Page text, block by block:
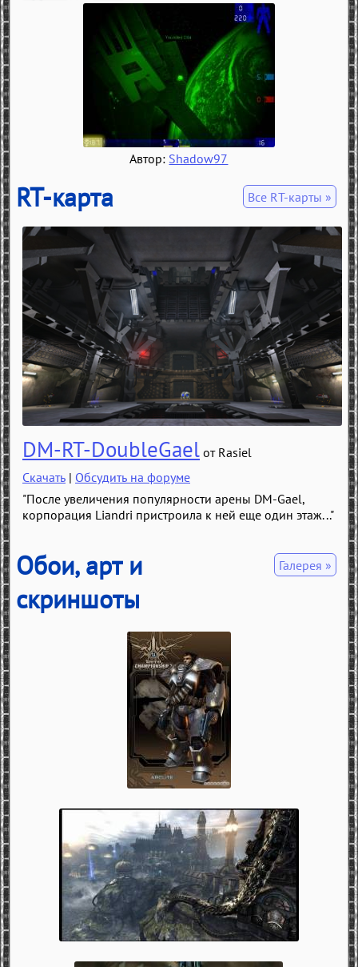
Автор: Shadow97
Все RT-карты »
RT-карта
DM-RT-DoubleGael от Rasiel
Скачать
Обсудить на форуме
"После увеличения популярности арены DM-Gael,
корпорация Liandri пристроила к ней еще один этаж..."
Галерея »
Обои, арт и
скриншоты